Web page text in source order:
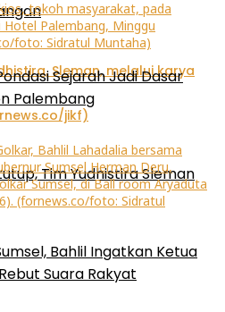
Tim Yudhistira Sleman
Sejarah Jadi Dasar
Palembang
Bahlil Ingatkan Ketua
Suara Rakyat